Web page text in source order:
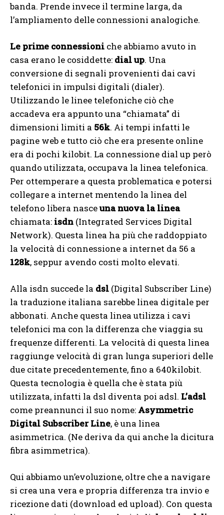
banda. Prende invece il termine larga, da
l’ampliamento delle connessioni analogiche.
Le prime connessioni che abbiamo avuto in
casa erano le cosiddette: dial up. Una
conversione di segnali provenienti dai cavi
telefonici in impulsi digitali (dialer).
Utilizzando le linee telefoniche ciò che
accadeva era appunto una “chiamata” di
dimensioni limiti a 56k. Ai tempi infatti le
pagine web e tutto ciò che era presente online
era di pochi kilobit. La connessione dial up però
quando utilizzata, occupava la linea telefonica.
Per ottemperare a questa problematica e potersi
collegare a internet mentendo la linea del
telefono libera nasceuna nuova la linea
chiamata: isdn (Integrated Services Digital
Network). Questa linea ha più che raddoppiato
la velocità di connessione a internet da 56 a
128k, seppur avendo costi molto elevati.
Alla isdn succede la dsl (Digital Subscriber Line)
la traduzione italiana sarebbe linea digitale per
abbonati. Anche questa linea utilizza i cavi
telefonici ma con la differenza che viaggia su
frequenze differenti. La velocità di questa linea
raggiunge velocità di gran lunga superiori delle
due citate precedentemente, fino a 640kilobit.
Questa tecnologia è quella che è stata più
utilizzata, infatti la dsl diventa poi adsl. L’adsl
come preannunci il suo nome: Asymmetric
Digital Subscriber Line, è una linea
asimmetrica. (Ne deriva da qui anche la dicitura
fibra asimmetrica).
Qui abbiamo un’evoluzione, oltre che a navigare
si crea una vera e propria differenza tra invio e
ricezione dati (download ed upload). Con questa